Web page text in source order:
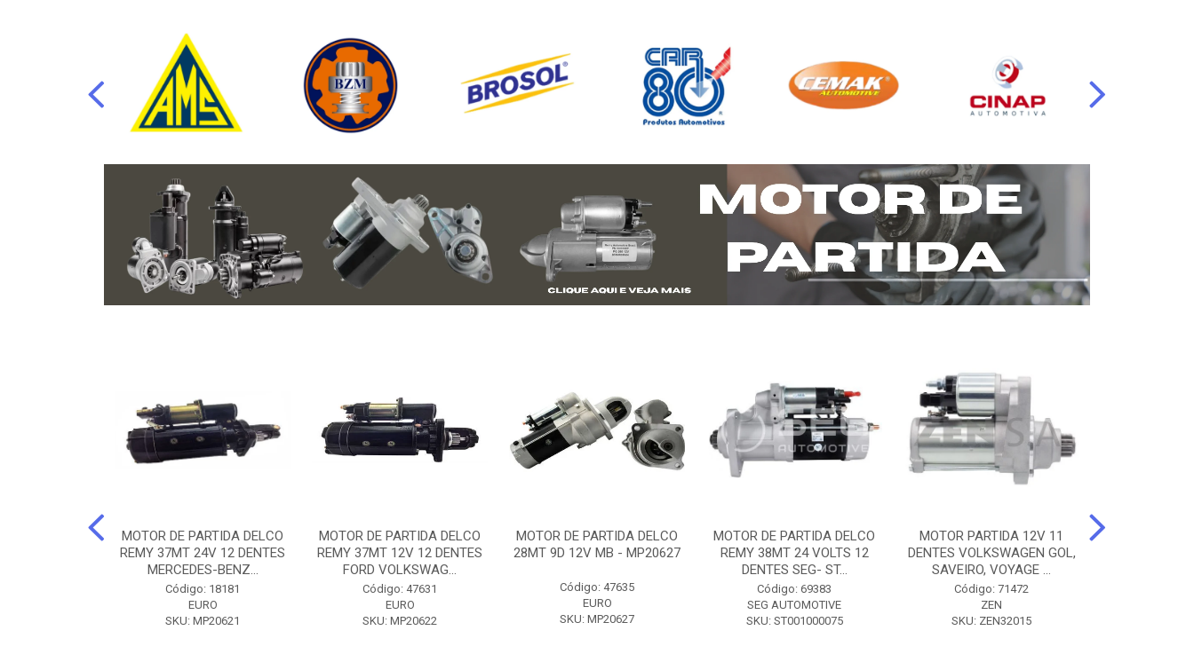
MOTOR DE PARTIDA DELCO
REMY 37MT 24V 12 DENTES
MERCEDES-BENZ...
Código: 18181
EURO
SKU: MP20621
MOTOR DE PARTIDA DELCO
REMY 37MT 12V 12 DENTES
FORD VOLKSWAG...
Código: 47631
EURO
SKU: MP20622
MOTOR DE PARTIDA DELCO
28MT 9D 12V MB - MP20627
Código: 47635
EURO
SKU: MP20627
MOTOR DE PARTIDA DELCO
REMY 38MT 24 VOLTS 12
DENTES SEG- ST...
Código: 69383
SEG AUTOMOTIVE
SKU: ST001000075
MOTOR PARTIDA 12V 11
DENTES VOLKSWAGEN GOL,
SAVEIRO, VOYAGE ...
Código: 71472
ZEN
SKU: ZEN32015